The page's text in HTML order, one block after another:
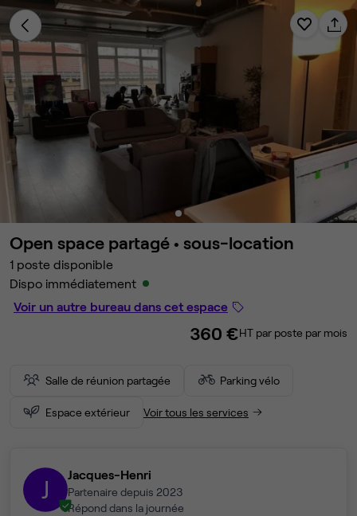
Open space partagé • sous-location
1 poste disponible
Dispo immédiatement
Voir un autre bureau dans cet espace
360 €HT par poste par mois
Salle de réunion partagée Parking vélo
Espace extérieur Voir tous les services
J Jacques-Henri
Partenaire depuis 2023
Répond dans la journée